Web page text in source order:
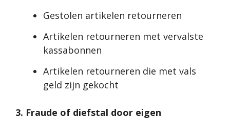
Gestolen artikelen retourneren
Artikelen retourneren met vervalste
kassabonnen
Artikelen retourneren die met vals
geld zijn gekocht
3. Fraude of diefstal door eigen